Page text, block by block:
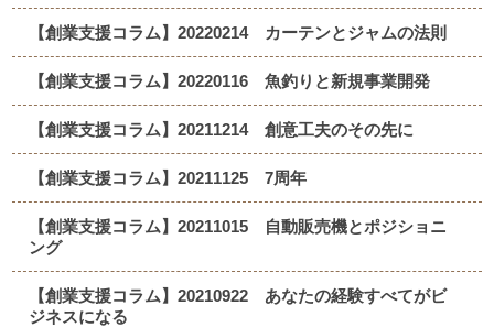
【創業支援コラム】20220214 カーテンとジャムの法則
【創業支援コラム】20220116 魚釣りと新規事業開発
【創業支援コラム】20211214 創意工夫のその先に
【創業支援コラム】20211125 7周年
【創業支援コラム】20211015 自動販売機とポジショニ
ング
【創業支援コラム】20210922 あなたの経験すべてがビ
ジネスになる